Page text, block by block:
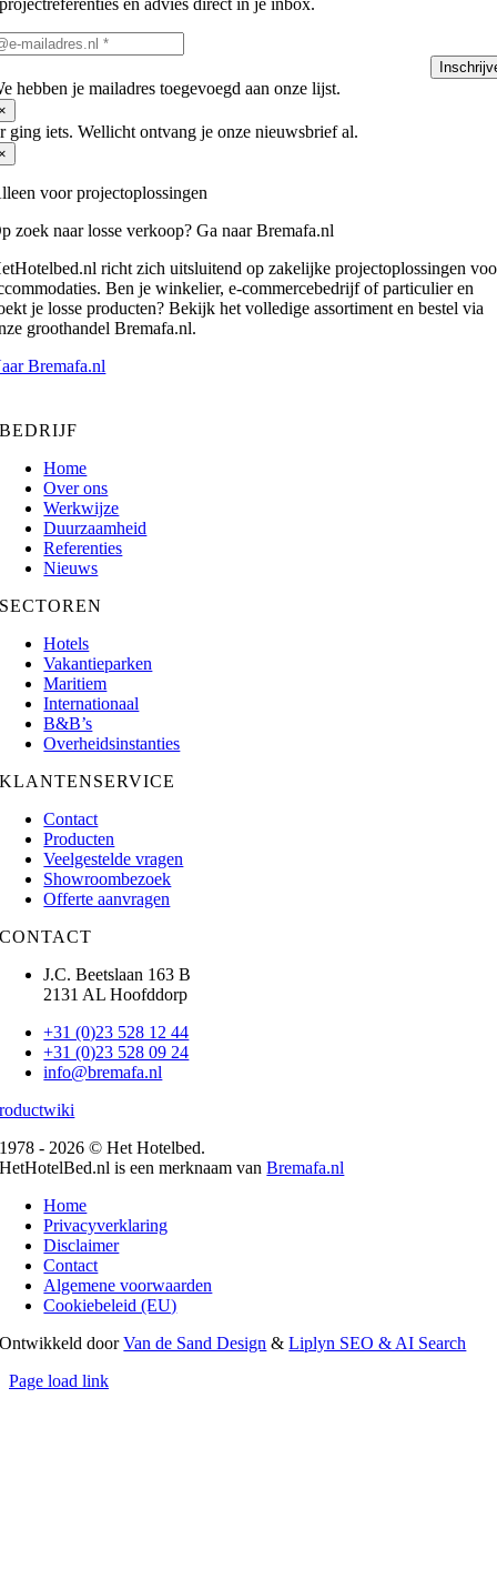
projectreferenties en advies direct in je inbox.
hebben je mailadres toegevoegd aan onze lijst.
ging iets. Wellicht ontvang je onze nieuwsbrief al.
voor projectoplossingen
zoek naar losse verkoop? Ga naar Bremafa.nl
richt zich uitsluitend op zakelijke projectoplossingen
Ben je winkelier, e-commercebedrijf of particulier en
je losse producten? Bekijk het volledige assortiment en bestel via
groothandel Bremafa.nl.
Bremafa.nl
BEDRIJF
Home
Over ons
Werkwijze
Duurzaamheid
Referenties
Nieuws
SECTOREN
Hotels
Vakantieparken
Maritiem
Internationaal
B&B’s
Overheidsinstanties
KLANTENSERVICE
Contact
Producten
Veelgestelde vragen
Showroombezoek
Offerte aanvragen
CONTACT
J.C. Beetslaan 163 B
2131 AL Hoofddorp
+31 (0)23 528 12 44
+31 (0)23 528 09 24
info@bremafa.nl
1978 - 2026 © Het Hotelbed.
HetHotelBed.nl is een merknaam vanBremafa.nl
Home
Privacyverklaring
Disclaimer
Contact
Algemene voorwaarden
Cookiebeleid (EU)
Ontwikkeld doorVan de Sand Design &Liplyn SEO & AI Search
Page load link